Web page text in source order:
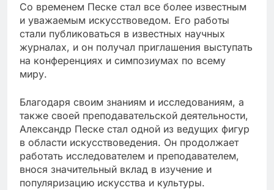
Со временем Песке стал все более известным
и уважаемым искусствоведом. Его работы
стали публиковаться в известных научных
журналах, и он получал приглашения выступать
на конференциях и симпозиумах по всему
миру.
Благодаря своим знаниям и исследованиям, а
также своей преподавательской деятельности,
Александр Песке стал одной из ведущих фигур
в области искусствоведения. Он продолжает
работать исследователем и преподавателем,
внося значительный вклад в изучение и
популяризацию искусства и культуры.